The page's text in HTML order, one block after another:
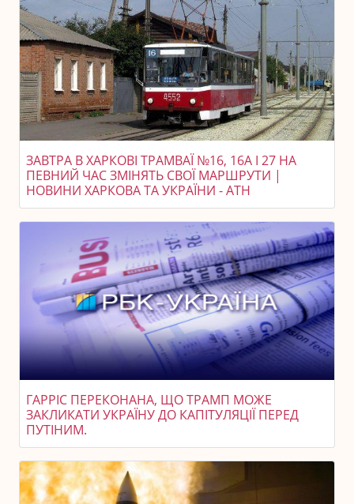
ЗАВТРА В ХАРКОВІ ТРАМВАЇ №16, 16А І 27 НА
ПЕВНИЙ ЧАС ЗМІНЯТЬ СВОЇ МАРШРУТИ |
НОВИНИ ХАРКОВА ТА УКРАЇНИ - АТН
ГАРРІС ПЕРЕКОНАНА, ЩО ТРАМП МОЖЕ
ЗАКЛИКАТИ УКРАЇНУ ДО КАПІТУЛЯЦІЇ ПЕРЕД
ПУТІНИМ.